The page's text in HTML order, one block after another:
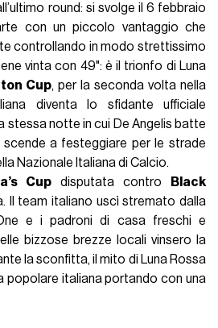
round: si svolge il 6 febbraio
con un piccolo vantaggio che
controllando in modo strettissimo
vinta con 49": è il trionfo di Luna
Cup, per la seconda volta nella
diventa lo sfidante ufficiale
stessa notte in cui De Angelis batte
scende a festeggiare per le strade
Nazionale Italiana di Calcio.
Cup disputata contro
Black
Il team italiano uscì stremato dalla
e i padroni di casa freschi e
bizzose brezze locali vinsero la
la sconfitta, il mito di Luna Rossa
popolare italiana portando con una